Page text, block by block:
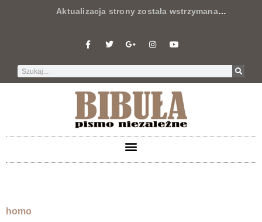
Aktualizacja strony została wstrzymana…
homo